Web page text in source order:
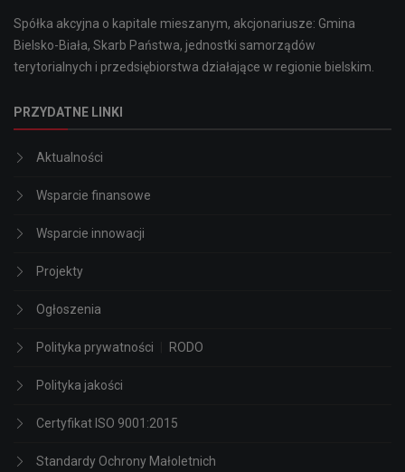
Spółka akcyjna o kapitale mieszanym, akcjonariusze: Gmina
Bielsko-Biała, Skarb Państwa, jednostki samorządów
terytorialnych i przedsiębiorstwa działające w regionie bielskim.
PRZYDATNE LINKI
Aktualności
Wsparcie finansowe
Wsparcie innowacji
Projekty
Ogłoszenia
Polityka prywatności RODO
Polityka jakości
Certyfikat ISO 9001:2015
Standardy Ochrony Małoletnich